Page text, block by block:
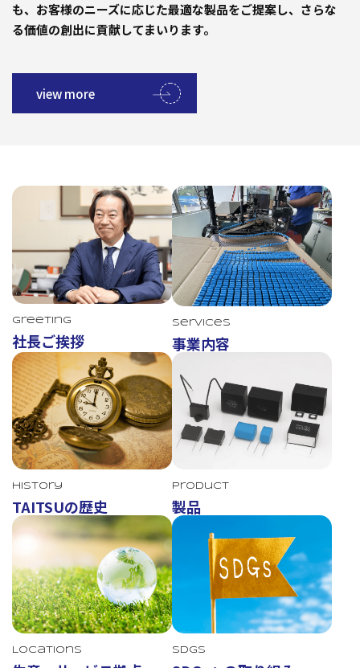
も、お客様のニーズに応じた最適な製品をご提案し、さらな
る価値の創出に貢献してまいります。
view more
TAITSU
Greeting
社長ご挨拶
Services
事業内容
History
TAITSUの歴史
Product
製品
Locations SDGs